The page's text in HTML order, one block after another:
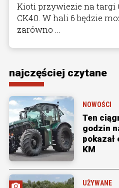
Kioti przywiezie na targi
CK40. W hali 6 będzie
zarówno ...
najczęściej czytane
NOWOŚCI
Ten
godzin
KM
UŻYWANE